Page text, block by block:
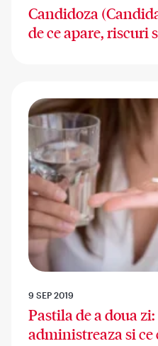
Candidoza
de ce apare, riscuri
9 SEP 2019
Pastila de a doua zi:
administreaza si